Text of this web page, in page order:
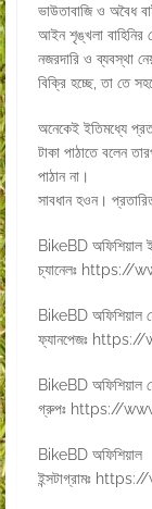
ভাউতাবাজি ও অবৈধ
আইন শৃঙ্খলা বাহিনির
নজরদারি ও ব্যবস্থা
বিক্রি হচ্ছে, তা তে
অনেকেই ইতিমধ্যে
টাকা পাঠাতে বলেন
পাঠান না।
সাবধান হওন।
BikeBD অফিশিয়াল
চ্যানেলঃ https://
BikeBD অফিশিয়াল
ফ্যানপেজঃ https://
BikeBD অফিশিয়াল
গ্রুপঃ https://
BikeBD অফিশিয়াল
ইন্সটাগ্রামঃ https://